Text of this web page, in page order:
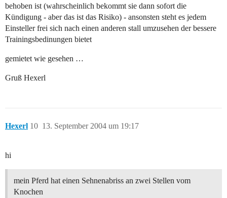
behoben ist (wahrscheinlich bekommt sie dann sofort die
Kündigung - aber das ist das Risiko) - ansonsten steht es jedem
Einsteller frei sich nach einen anderen stall umzusehen der bessere
Trainingsbedinungen bietet
gemietet wie gesehen …
Gruß Hexerl
Hexerl 13. September 2004 um 19:17
10
hi
mein Pferd hat einen Sehnenabriss an zwei Stellen vom
Knochen